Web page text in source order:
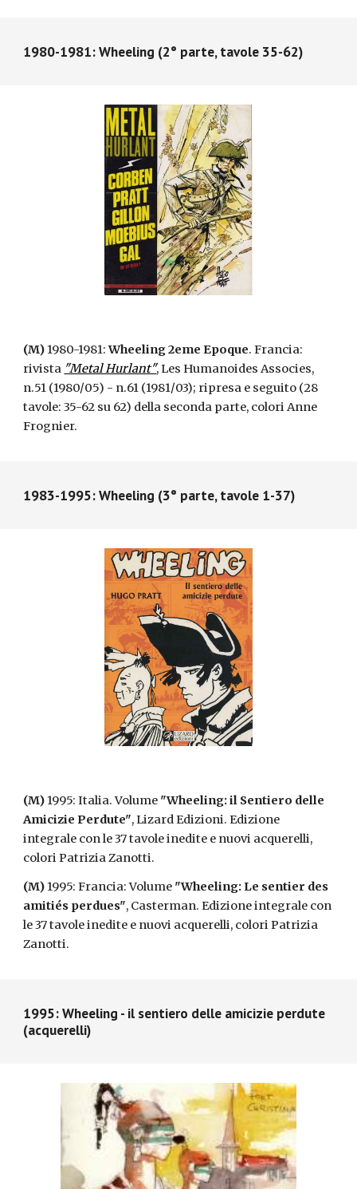
1980-1981: Wheeling (2° parte, tavole 35-62)
(M) 1980-1981:Wheeling 2eme Epoque. Francia:
rivista "Metal Hurlant", Les Humanoides Associes,
n.51 (1980/05) - n.61 (1981/03); ripresa e seguito (28
tavole: 35-62 su 62) della seconda parte, colori Anne
Frognier.
1983-1995: Wheeling (3° parte, tavole 1-37)
(M) 1995: Italia. Volume "Wheeling: il Sentiero delle
Amicizie Perdute", Lizard Edizioni. Edizione
integrale con le 37 tavole inedite e nuovi acquerelli,
colori Patrizia Zanotti.
(M) 1995: Francia: Volume "Wheeling: Le sentier des
amitiés perdues", Casterman. Edizione integrale con
le 37 tavole inedite e nuovi acquerelli, colori Patrizia
Zanotti.
1995: Wheeling - il sentiero delle amicizie perdute
(acquerelli)